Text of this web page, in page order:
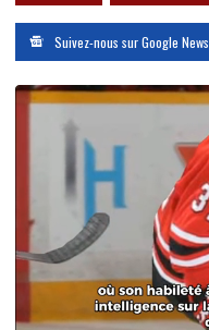
Suivez-nous sur Google News